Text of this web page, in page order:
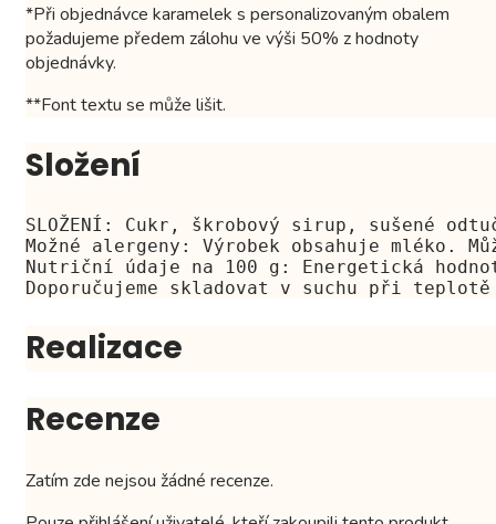
*Při objednávce karamelek s personalizovaným obalem
požadujeme předem zálohu ve výši 50% z hodnoty
objednávky.
**Font textu se může lišit.
Složení
SLOŽENÍ: Cukr, škrobový sirup, sušené
Možné alergeny: Výrobek obsahuje mléko.
Nutriční údaje na 100 g: Energetická
Doporučujeme skladovat v suchu při
Realizace
Recenze
Zatím zde nejsou žádné recenze.